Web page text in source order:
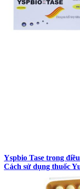
Yspbio Tase trong
Cách sử dụng thuốc